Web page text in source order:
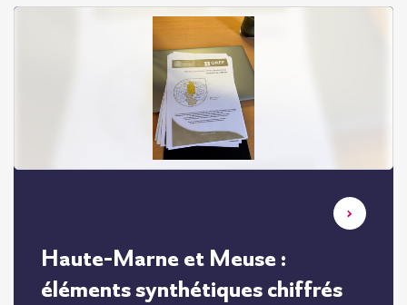
Haute-Marne et Meuse :
éléments synthétiques chiffrés